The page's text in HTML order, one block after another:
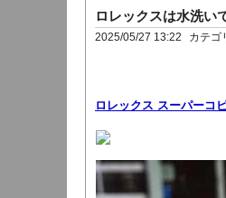
ロレックスは水洗い
2025/05/27 13:22 カテゴ
ロレックス スーパーコ